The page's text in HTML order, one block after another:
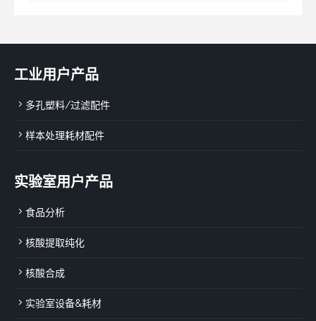
工业用户产品
多孔塑料/过滤配件
样本处理耗材配件
实验室用户产品
食品分析
核酸提取纯化
核酸合成
实验室设备&耗材